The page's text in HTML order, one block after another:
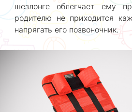
шезлонге облегчает ему
родителю не приходится
напрягать его позвоночник.